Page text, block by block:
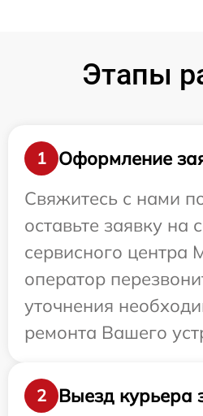
Этапы
1
Оформление
Свяжитесь с нами
оставьте заявку на
сервисного центра
оператор
уточнения
ремонта Вашего
2
Выезд курьера